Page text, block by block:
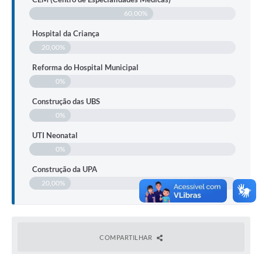
60,00%
Hospital da Criança
20,00%
Reforma do Hospital Municipal
0%
Construção das UBS
0%
UTI Neonatal
0%
Construção da UPA
20,00%
COMPARTILHAR